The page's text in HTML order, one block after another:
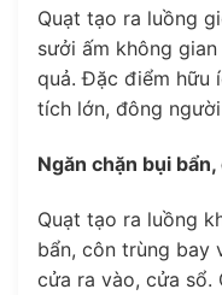
Quạt tạo ra luồng
sưởi ấm không
quả. Đặc điểm hữu
tích lớn, đông
Ngăn chặn bụi
Quạt tạo ra luồng
bẩn, côn trùng bay
cửa ra vào, cửa sổ.